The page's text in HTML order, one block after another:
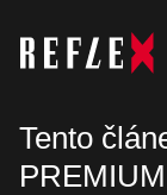
Tento